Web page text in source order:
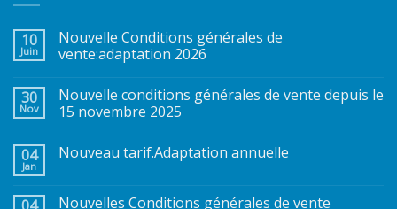
10
Juin
Nouvelle Conditions générales de
vente:adaptation 2026
30
Nov
Nouvelle conditions générales de vente depuis le
15 novembre 2025
04
Jan
Nouveau tarif.Adaptation annuelle
Nouvelles Conditions générales de vente